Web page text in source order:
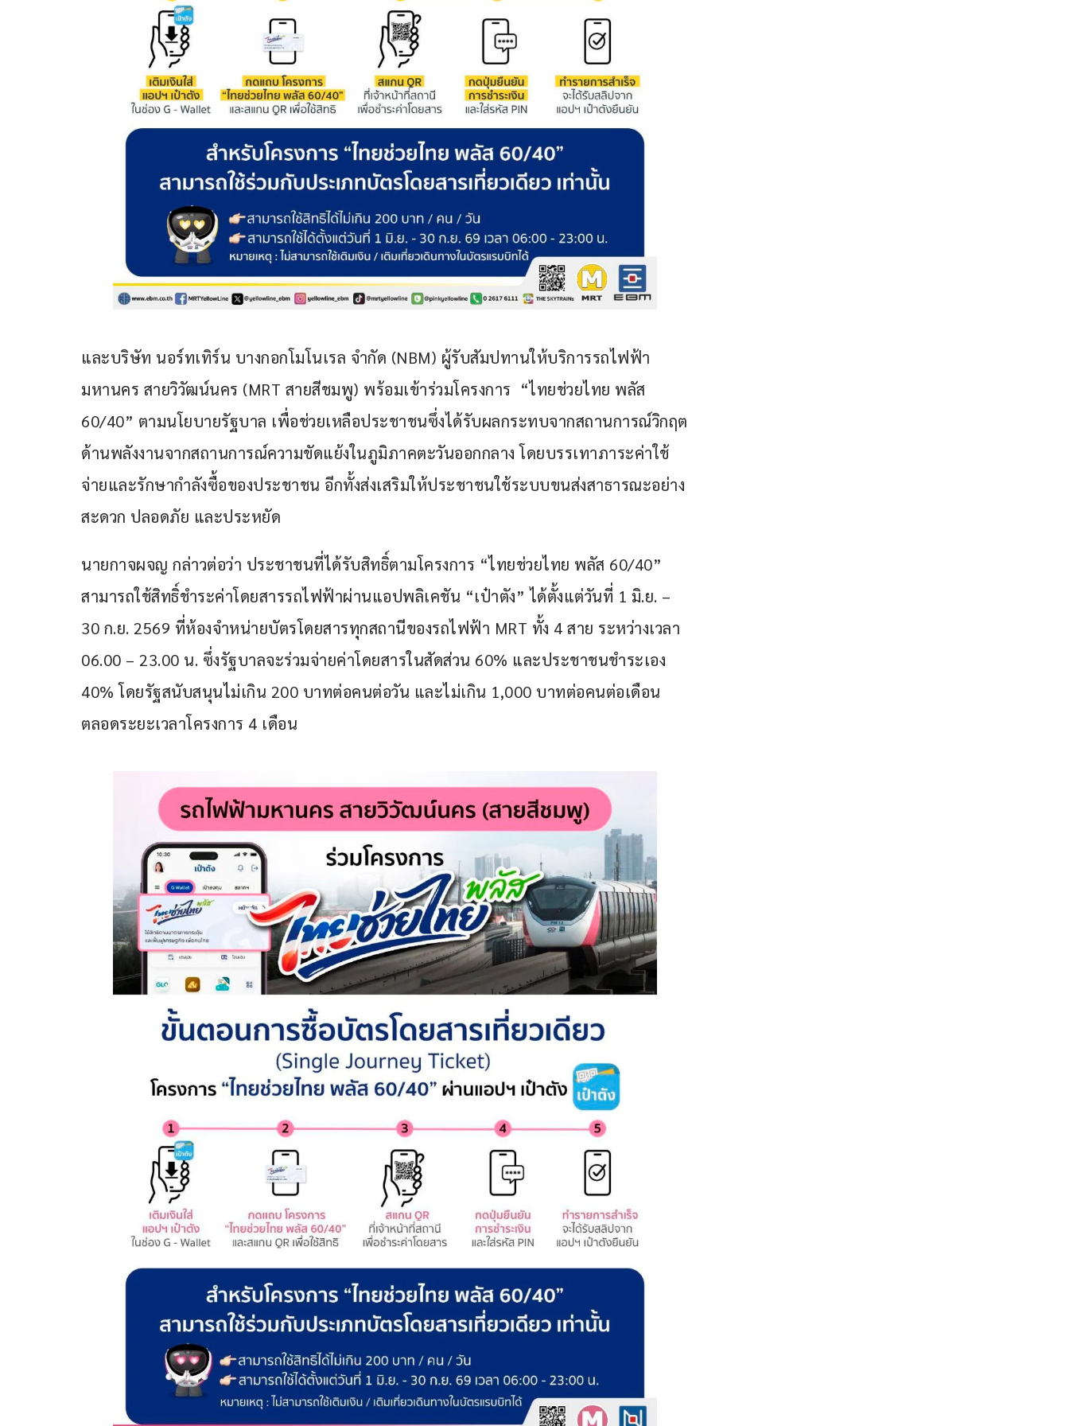
และบริษัท นอร์ทเทิร์น บางกอกโมโนเรล จำกัด (NBM) ผู้รับสัมปทานให้บริการรถไฟฟ้า
มหานคร สายวิวัฒน์นคร (MRT สายสีชมพู) พร้อมเข้าร่วมโครงการ  “ไทยช่วยไทย พลัส
60/40” ตามนโยบายรัฐบาล เพื่อช่วยเหลือประชาชนซึ่งได้รับผลกระทบจากสถานการณ์วิกฤต
ด้านพลังงานจากสถานการณ์ความขัดแย้งในภูมิภาคตะวันออกกลาง โดยบรรเทาภาระค่าใช้
จ่ายและรักษากำลังซื้อของประชาชน อีกทั้งส่งเสริมให้ประชาชนใช้ระบบขนส่งสาธารณะอย่าง
สะดวก ปลอดภัย และประหยัด
นายกาจผจญ กล่าวต่อว่า ประชาชนที่ได้รับสิทธิ์ตามโครงการ “ไทยช่วยไทย พลัส 60/40”
สามารถใช้สิทธิ์ชำระค่าโดยสารรถไฟฟ้าผ่านแอปพลิเคชัน “เป๋าตัง” ได้ตั้งแต่วันที่ 1 มิ.ย. –
30 ก.ย. 2569 ที่ห้องจำหน่ายบัตรโดยสารทุกสถานีของรถไฟฟ้า MRT ทั้ง 4 สาย ระหว่างเวลา
06.00 – 23.00 น. ซึ่งรัฐบาลจะร่วมจ่ายค่าโดยสารในสัดส่วน 60% และประชาชนชำระเอง
40% โดยรัฐสนับสนุนไม่เกิน 200 บาทต่อคนต่อวัน และไม่เกิน 1,000 บาทต่อคนต่อเดือน
ตลอดระยะเวลาโครงการ 4 เดือน